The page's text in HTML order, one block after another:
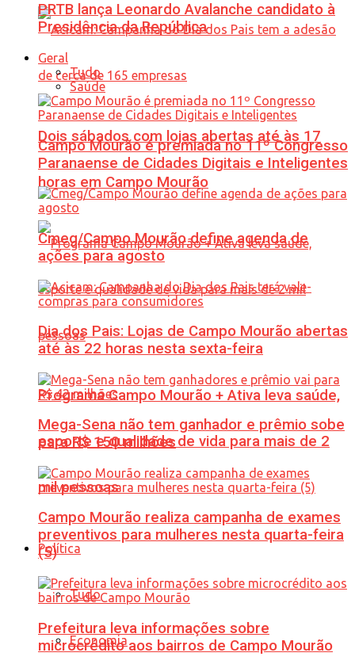
Dois sábados com lojas abertas até às 17
horas em Campo Mourão
Programa Campo Mourão + Ativa leva saúde,
esporte e qualidade de vida para mais de 2
mil pessoas
Política
Tudo
Economia
PRTB lança Leonardo Avalanche candidato à
Presidência da República
Geral
Tudo
Saúde
Campo Mourão é premiada no 11º Congresso
Paranaense de Cidades Digitais e Inteligentes
Cmeg/Campo Mourão define agenda de
ações para agosto
Dia dos Pais: Lojas de Campo Mourão abertas
até às 22 horas nesta sexta-feira
Mega-Sena não tem ganhador e prêmio sobe
para R$ 150 milhões
Campo Mourão realiza campanha de exames
preventivos para mulheres nesta quarta-feira
(5)
Prefeitura leva informações sobre
microcrédito aos bairros de Campo Mourão